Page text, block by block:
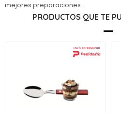
mejores preparaciones.
PRODUCTOS QUE TE